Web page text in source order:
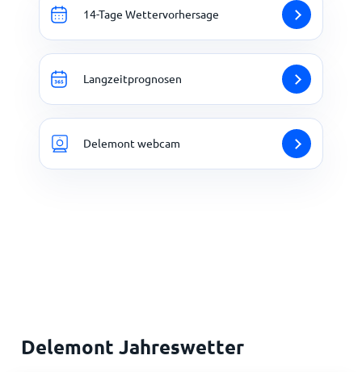
14-Tage Wettervorhersage
Langzeitprognosen
Delemont webcam
Delemont Jahreswetter